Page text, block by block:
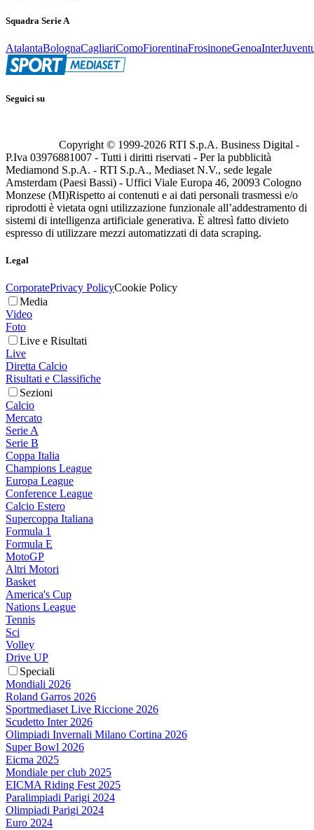
Squadra Serie A
AtalantaBolognaCagliariComoFiorentinaFrosinoneGenoaInter
Seguici su
Copyright © 1999-2026 RTI S.p.A. Business Digital -
P.Iva 03976881007 - Tutti i diritti riservati - Per la pubblicità
Mediamond S.p.A. - RTI S.p.A., Mediaset N.V., sede legale
Amsterdam (Paesi Bassi) - Uffici Viale Europa 46, 20093 Cologno
Monzese (MI)Rispetto ai contenuti e ai dati personali trasmessi e/o
riprodotti è vietata ogni utilizzazione funzionale all’addestramento di
sistemi di intelligenza artificiale generativa. È altresì fatto divieto
espresso di utilizzare mezzi automatizzati di data scraping.
Legal
CorporatePrivacy PolicyCookie Policy
Media
Video
Foto
Live e Risultati
Live
Diretta Calcio
Risultati e Classifiche
Sezioni
Calcio
Mercato
Serie A
Serie B
Coppa Italia
Champions League
Europa League
Conference League
Calcio Estero
Supercoppa Italiana
Formula 1
Formula E
MotoGP
Altri Motori
Basket
America's Cup
Nations League
Tennis
Sci
Volley
Drive UP
Speciali
Mondiali 2026
Roland Garros 2026
Sportmediaset Live Riccione 2026
Scudetto Inter 2026
Olimpiadi Invernali Milano Cortina 2026
Super Bowl 2026
Eicma 2025
Mondiale per club 2025
EICMA Riding Fest 2025
Paralimpiadi Parigi 2024
Olimpiadi Parigi 2024
Euro 2024